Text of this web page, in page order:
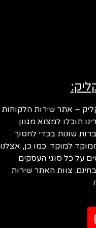
– אתר שירות הלקוחות
תוכלו למצוא מגוון
שונות בכדי לחסוך
למוקד. כמו כן, אצלנו
על כל סוגי העסקים
צוות האתר שירות